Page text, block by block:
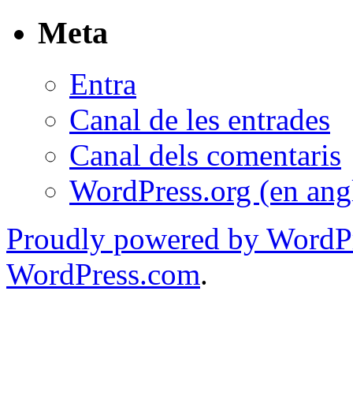
Meta
Entra
Canal de les entrades
Canal dels comentaris
WordPress.org (en
Proudly powered by
WordPress.com.